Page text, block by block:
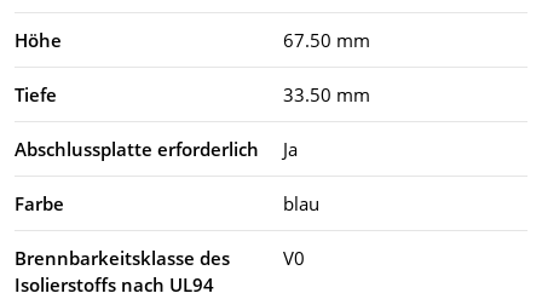
Höhe 67.50 mm
Tiefe 33.50 mm
Abschlussplatte erforderlich Ja
Farbe blau
Brennbarkeitsklasse des
Isolierstoffs nach UL94
V0